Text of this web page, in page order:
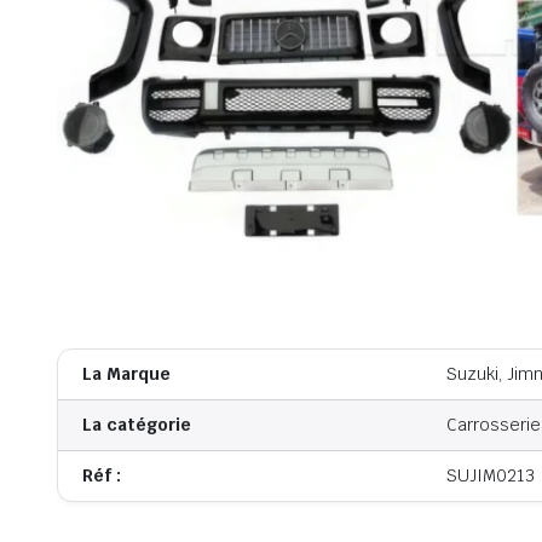
La Marque Suzuki,
La catégorie Carrosserie
Réf : SUJIM0213